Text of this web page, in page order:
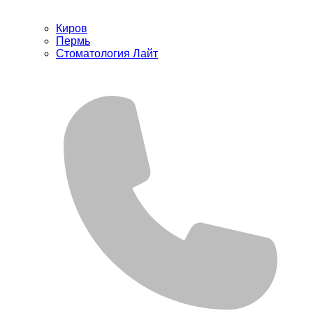
Киров
Пермь
Стоматология Лайт